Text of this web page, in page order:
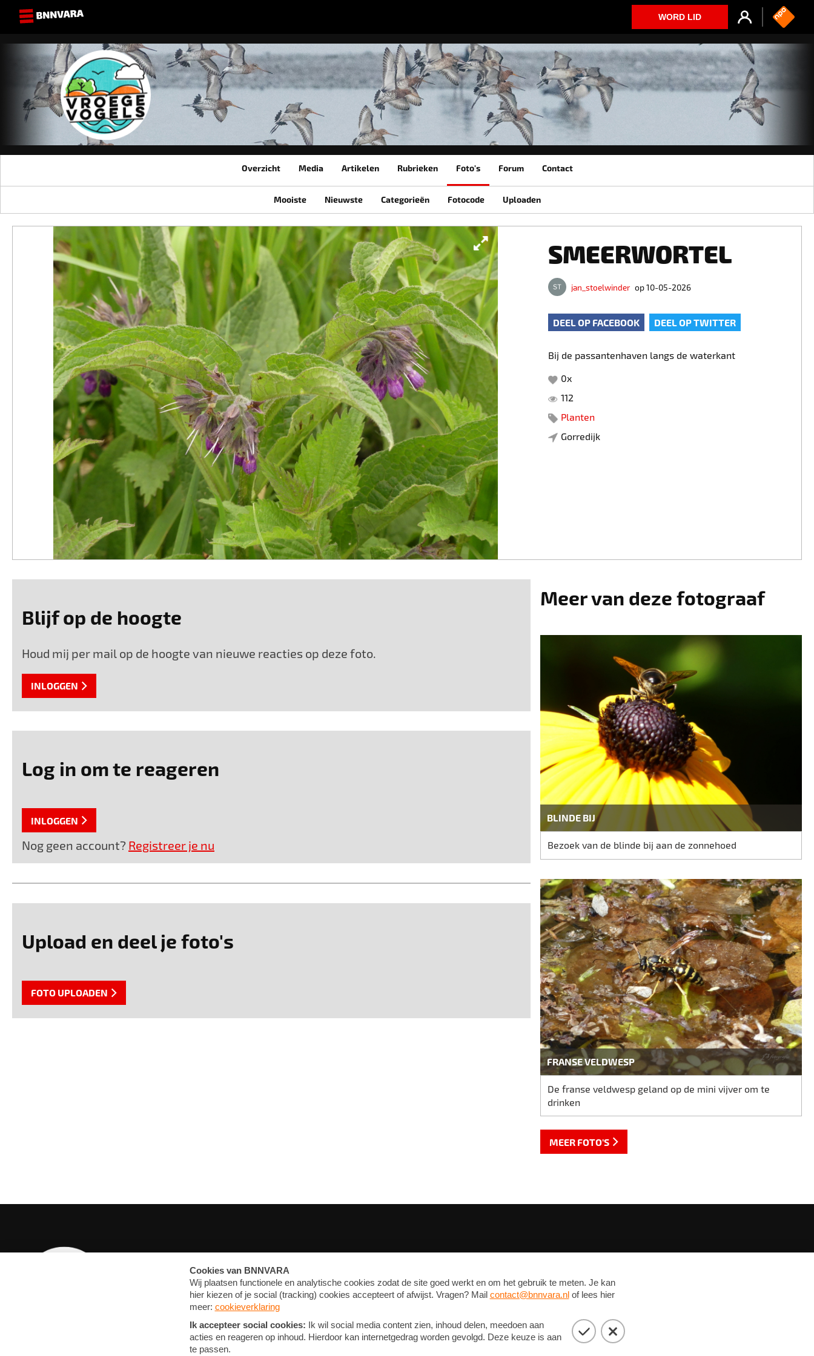
WORD LID
Overzicht Media Artikelen Rubrieken Foto's Forum Contact
Mooiste Nieuwste Categorieën Fotocode Uploaden
SMEERWORTEL
jan_stoelwinder op 10-05-2026
DEEL OP FACEBOOK DEEL OP TWITTER
Bij de passantenhaven langs de waterkant
0x
112
Planten
Gorredijk
Blijf op de hoogte
Houd mij per mail op de hoogte van nieuwe reacties op deze foto.
INLOGGEN
Log in om te reageren
INLOGGEN
Nog geen account? Registreer je nu
Upload en deel je foto's
FOTO UPLOADEN
Meer van deze fotograaf
BLINDE BIJ
Bezoek van de blinde bij aan de zonnehoed
FRANSE VELDWESP
De franse veldwesp geland op de mini vijver om te
drinken
MEER FOTO'S
CONTACT
PRIVACY EN COOKIE STATEMENT